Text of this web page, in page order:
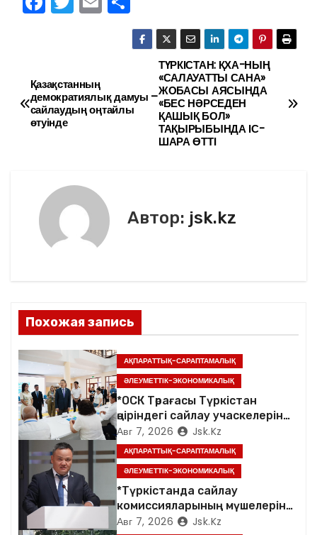
b
o
o
тп
р
в
и
Н
а
в
я
п
о
з
а
п
и
с
ТҮРКІСТАН: ҚХА-НЫҢ
«САЛАУАТТЫ САНА»
ЖОБАСЫ АЯСЫНДА
«БЕС НӘРСЕДЕН
ҚАШЫҚ БОЛ»
ТАҚЫРЫБЫНДА ІС-
ШАРА ӨТТІ
Қазақстанның
демократиялық дамуы –
сайлаудың оңтайлы
өтуінде
Автор: jsk.kz
Похожая запись
АҚПАРАТТЫҚ-САРАПТАМАЛЫҚ
ӘЛЕУМЕТТІК-ЭКОНОМИКАЛЫҚ
*ОСК Төрағасы Түркістан
өңіріндегі сайлау учаскелерін
аралады*
Авг 7, 2026 Jsk.kz
АҚПАРАТТЫҚ-САРАПТАМАЛЫҚ
ӘЛЕУМЕТТІК-ЭКОНОМИКАЛЫҚ
*Түркістанда сайлау
комиссияларының мүшелеріне
арналған семинар өтті*
Авг 7, 2026 Jsk.kz